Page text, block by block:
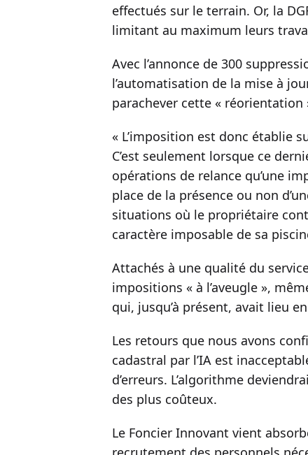
effectués sur le terrain. Or, la
limitant au maximum leurs
Avec l’annonce de 300
l’automatisation de la mise à
parachever cette « réorientation
« L’imposition est donc établie
C’est seulement lorsque ce
opérations de relance qu’une
place de la présence ou non
situations où le propriétaire
caractère imposable de sa
Attachés à une qualité du
impositions « à l’aveugle »,
qui, jusqu’à présent, avait lieu
Les retours que nous avons
cadastral par l’IA est
d’erreurs. L’algorithme
des plus coûteux.
Le Foncier Innovant vient